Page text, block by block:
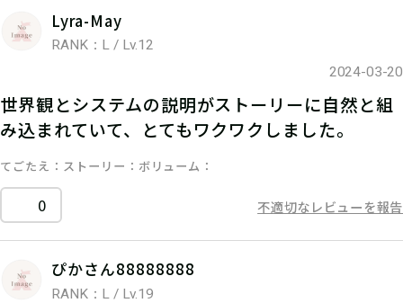
Lyra-May
RANK：L / Lv.12
2024-03-20
世界観とシステムの説明がストーリーに自然と組
み込まれていて、とてもワクワクしました。
てごたえ ストーリー ボリューム
0 不適切なレビューを報告
ぴかさん88888888
RANK：L / Lv.19